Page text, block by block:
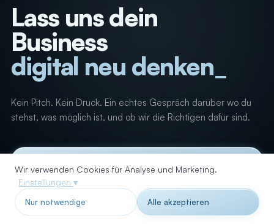
Lass uns dein
Business
digital neu denken
Kein Pitch. Kein Druck. Ein echtes Gespräch darüber wo du
stehst, was möglich ist, und ob wir die Richtigen dafür sind.
Referenzen ansehen
Wir verwenden Cookies für Analyse und Marketing.
Einstellungen ▾
Nur notwendige Alle akzeptieren